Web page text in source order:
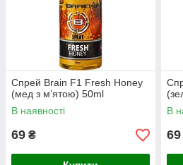
Спрей Brain F1 Fresh Honey
(мед з м’ятою) 50ml
В наявності
69 ₴
В
69